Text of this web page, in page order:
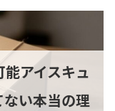
能アイスキュ
い本当の理